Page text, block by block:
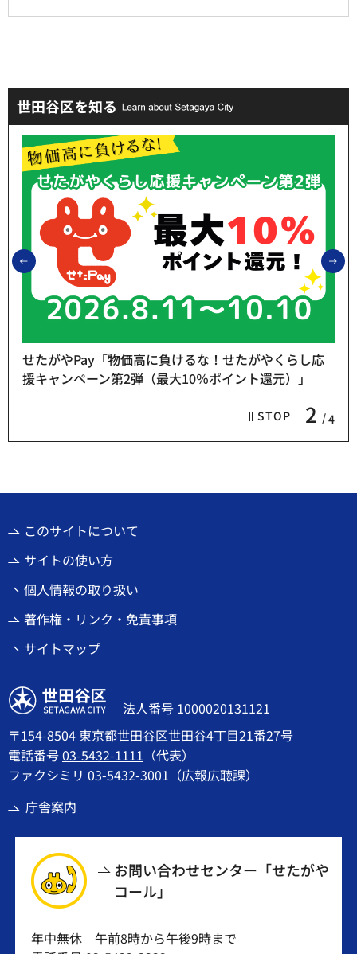
世田谷区を知る
前のスライドを表示
STOP 2 4
せたがやPay「物価高に負けるな！せたがやくらし応
援キャンペーン第2弾（最大10％ポイント還元）」
このサイトについて
サイトの使い方
個人情報の取り扱い
著作権・リンク・免責事項
サイトマップ
世田谷区
法人番号 1000020131121
〒154-8504 東京都世田谷区世田谷4丁目21番27号
電話番号03-5432-1111 （代表）
ファクシミリ 03-5432-3001（広報広聴課）
庁舎案内
お問い合わせセンター「せたがや
コール」
年中無休 午前8時から午後9時まで